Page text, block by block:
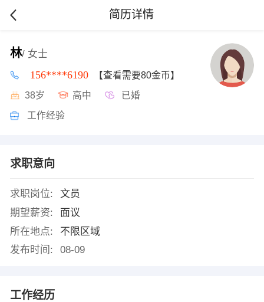
简历详情
林/ 女士
156****6190 【查看需要80金币】
38岁 高中 已婚
工作经验
求职意向
求职岗位:
文员
期望薪资:
面议
所在地点:
不限区域
发布时间:
08-09
工作经历